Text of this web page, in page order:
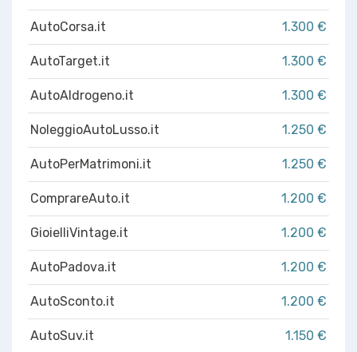
AutoCorsa.it 1.300 €
AutoTarget.it 1.300 €
AutoAIdrogeno.it 1.300 €
NoleggioAutoLusso.it 1.250 €
AutoPerMatrimoni.it 1.250 €
ComprareAuto.it 1.200 €
GioielliVintage.it 1.200 €
AutoPadova.it 1.200 €
AutoSconto.it 1.200 €
AutoSuv.it 1.150 €